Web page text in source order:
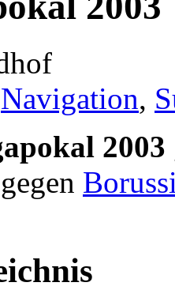
Navigation,
2003